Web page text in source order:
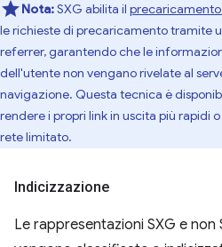
Nota:SXG abilita il
le richieste di precaricamento tramite
referrer, garantendo che le
dell'utente non vengano rivelate al
navigazione. Questa tecnica è
rendere i propri link in uscita più rapidi
rete limitato.
Indicizzazione
Le rappresentazioni SXG e non